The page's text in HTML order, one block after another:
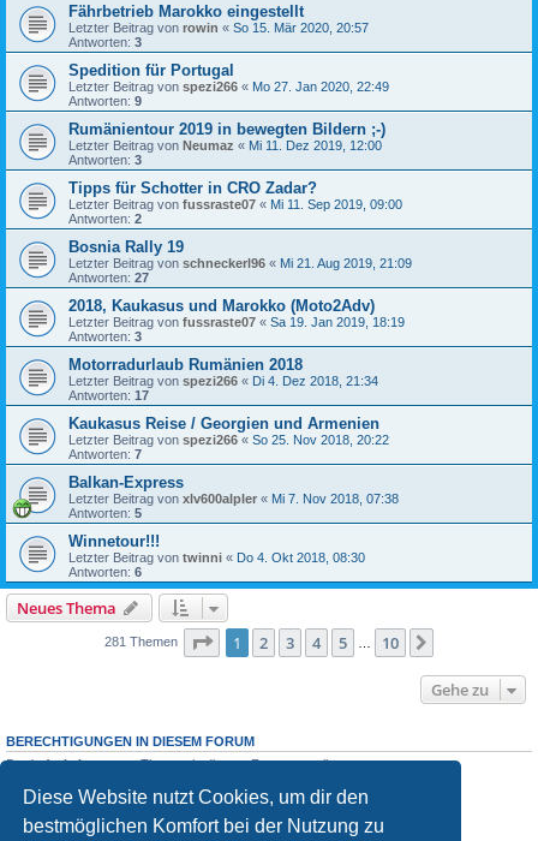
Diese Website nutzt Cookies, um dir den
bestmöglichen Komfort bei der Nutzung zu
Fährbetrieb Marokko eingestellt
Letzter Beitrag von rowin « So 15. Mär 2020, 20:57
Antworten: 3
Spedition für Portugal
Letzter Beitrag von spezi266 « Mo 27. Jan 2020, 22:49
Antworten: 9
Rumänientour 2019 in bewegten Bildern ;-)
Letzter Beitrag von Neumaz « Mi 11. Dez 2019, 12:00
Antworten: 3
Tipps für Schotter in CRO Zadar?
Letzter Beitrag von fussraste07 « Mi 11. Sep 2019, 09:00
Antworten: 2
Bosnia Rally 19
Letzter Beitrag von schneckerl96 « Mi 21. Aug 2019, 21:09
Antworten: 27
2018, Kaukasus und Marokko (Moto2Adv)
Letzter Beitrag von fussraste07 « Sa 19. Jan 2019, 18:19
Antworten: 3
Motorradurlaub Rumänien 2018
Letzter Beitrag von spezi266 « Di 4. Dez 2018, 21:34
Antworten: 17
Kaukasus Reise / Georgien und Armenien
Letzter Beitrag von spezi266 « So 25. Nov 2018, 20:22
Antworten: 7
Balkan-Express
Letzter Beitrag von xlv600alpler « Mi 7. Nov 2018, 07:38
Antworten: 5
Winnetour!!!
Letzter Beitrag von twinni « Do 4. Okt 2018, 08:30
Antworten: 6
Neues Thema
281 Themen Seite 1von 10
1 2 3 4 5 10
Gehe zu
BERECHTIGUNGEN IN DIESEM FORUM
Du darfstkeineneuen Themen in diesem Forum erstellen.
Du darfst deine Beiträge in diesem Forumnicht ändern.
Du darfst keineDateianhänge in diesem Forum erstellen.